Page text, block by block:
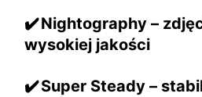
✔️Nightography –
wysokiej jakości
✔️Super Steady –